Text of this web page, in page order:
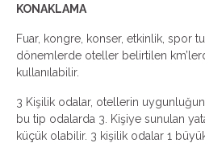
KONAKLAMA
Fuar, kongre, konser, etkinlik, spor
dönemlerde oteller belirtilen
kullanılabilir.
3 Kişilik odalar, otellerin
bu tip odalarda 3. Kişiye sunulan
küçük olabilir. 3 kişilik odalar 1